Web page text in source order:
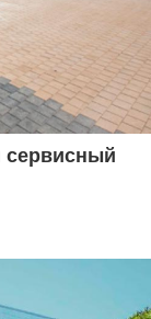
сервисный